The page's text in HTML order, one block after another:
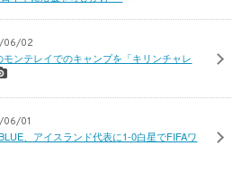
06/02
ンテレイでのキャンプを「キリンチャレ
01
、アイスランド代表に1-0白星でFIFAワ